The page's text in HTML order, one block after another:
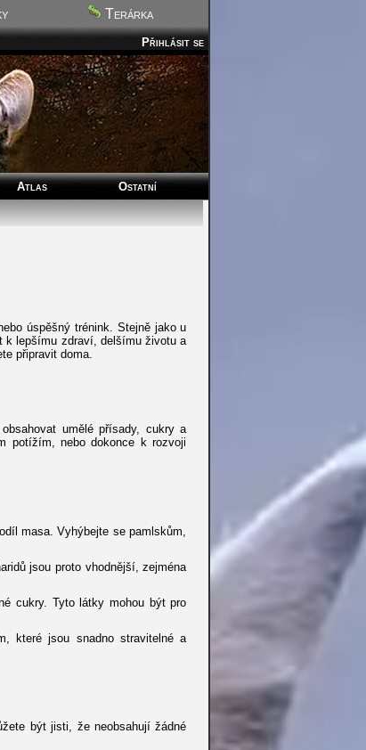
Terárka
Přihlásit se
Atlas
Ostatní
úspěšný trénink. Stejně jako u
k lepšímu zdraví, delšímu životu a
připravit doma.
umělé přísady, cukry a
potížím, nebo dokonce k rozvoji
masa. Vyhýbejte se pamlskům,
jsou proto vhodnější, zejména
cukry. Tyto látky mohou být pro
které jsou snadno stravitelné a
být jisti, že neobsahují žádné